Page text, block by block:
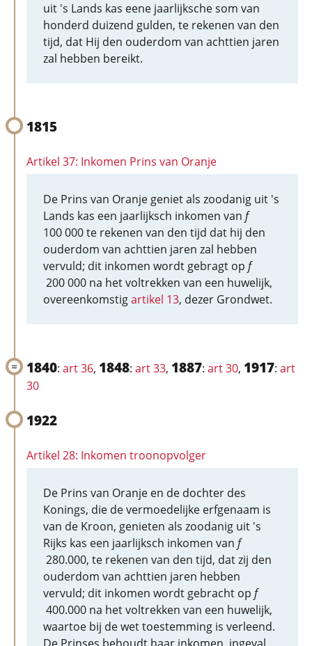
uit 's Lands kas eene jaarlijksche som van
honderd duizend gulden, te rekenen van den
tijd, dat Hij den ouderdom van achttien jaren
zal hebben bereikt.
1815
Artikel 37: Inkomen Prins van Oranje
De Prins van Oranje geniet als zoodanig uit 's
Lands kas een jaarlijksch inkomen van f
100 000 te rekenen van den tijd dat hij den
ouderdom van achttien jaren zal hebben
vervuld; dit inkomen wordt gebragt op f
200 000 na het voltrekken van een huwelijk,
overeenkomstigartikel 13, dezer Grondwet.
1840: art 36, 1848: art 33, 1887: art 30, 1917: art
30
1922
Artikel 28: Inkomen troonopvolger
De Prins van Oranje en de dochter des
Konings, die de vermoedelijke erfgenaam is
van de Kroon, genieten als zoodanig uit 's
Rijks kas een jaarlijksch inkomen van f
280.000, te rekenen van den tijd, dat zij den
ouderdom van achttien jaren hebben
vervuld; dit inkomen wordt gebracht op f
400.000 na het voltrekken van een huwelijk,
waartoe bij de wet toestemming is verleend.